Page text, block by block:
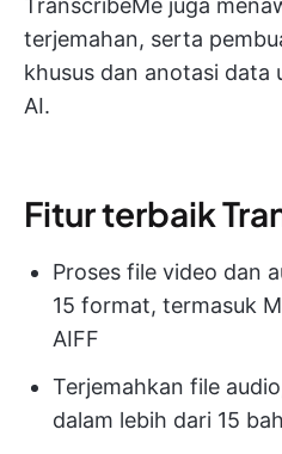
TranscribeMe juga
terjemahan, serta
khusus dan anotasi data
AI.
Fitur terbaik
Proses file video dan
15 format, termasuk
AIFF
Terjemahkan file
dalam lebih dari 15